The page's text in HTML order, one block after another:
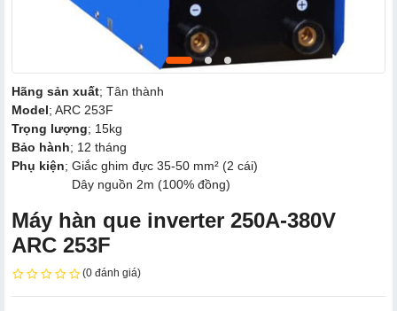
Hãng sản xuất; Tân thành
Model; ARC 253F
Trọng lượng; 15kg
Bảo hành; 12 tháng
Phụ kiện; Giắc ghim đực 35-50 mm² (2 cái)
Dây nguồn 2m (100% đồng)
Máy hàn que inverter 250A-380V
ARC 253F
(0 đánh giá)